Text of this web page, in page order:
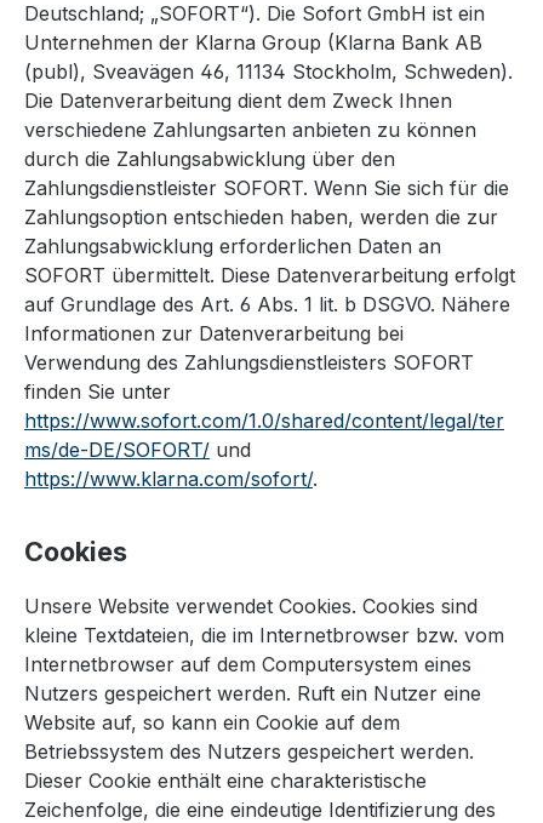
Deutschland; „SOFORT“). Die Sofort GmbH ist ein
Unternehmen der Klarna Group (Klarna Bank AB
(publ), Sveavägen 46, 11134 Stockholm, Schweden).
Die Datenverarbeitung dient dem Zweck Ihnen
verschiedene Zahlungsarten anbieten zu können
durch die Zahlungsabwicklung über den
Zahlungsdienstleister SOFORT. Wenn Sie sich für die
Zahlungsoption entschieden haben, werden die zur
Zahlungsabwicklung erforderlichen Daten an
SOFORT übermittelt. Diese Datenverarbeitung erfolgt
auf Grundlage des Art. 6 Abs. 1 lit. b DSGVO. Nähere
Informationen zur Datenverarbeitung bei
Verwendung des Zahlungsdienstleisters SOFORT
finden Sie unter
https://www.sofort.com/1.0/shared/content/legal/ter
ms/de-DE/SOFORT/ und
https://www.klarna.com/sofort/.
Cookies
Unsere Website verwendet Cookies. Cookies sind
kleine Textdateien, die im Internetbrowser bzw. vom
Internetbrowser auf dem Computersystem eines
Nutzers gespeichert werden. Ruft ein Nutzer eine
Website auf, so kann ein Cookie auf dem
Betriebssystem des Nutzers gespeichert werden.
Dieser Cookie enthält eine charakteristische
Zeichenfolge, die eine eindeutige Identifizierung des